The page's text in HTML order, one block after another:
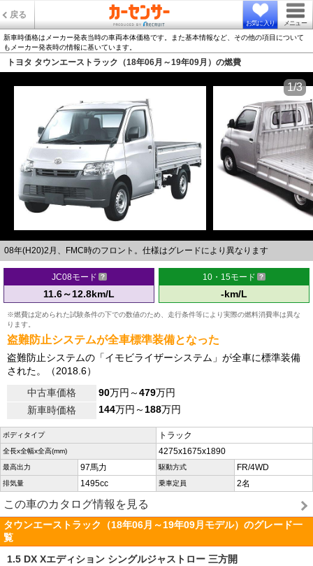
戻る
お気に入り メニュー
新車時価格はメーカー発表当時の車両本体価格です。また基本情報など、その他の項目について
もメーカー発表時の情報に基いています。
トヨタ タウンエーストラック（18年06月～19年09月）の燃費
08年(H20)2月、FMC時のフロント。仕様はグレードにより異なります
1/3
JC08モード
11.6～12.8km/L
10・15モード
-km/L
※燃費は定められた試験条件の下での数値のため、走行条件等により実際の燃料消費率は異な
ります。
盗難防止システムが全車標準装備となった
盗難防止システムの「イモビライザーシステム」が全車に標準装備
された。（2018.6）
中古車価格
90万円～479万円
新車時価格
144万円～188万円
ボディタイプ トラック
全長x全幅x全高(mm) 4275x1675x1890
最高出力 97馬力 駆動方式 FR/4WD
排気量 1495cc 乗車定員 2名
この車のカタログ情報を見る
タウンエーストラック（18年06月～19年09月モデル）のグレード一
覧
1.5 DX Xエディション シングルジャストロー 三方開